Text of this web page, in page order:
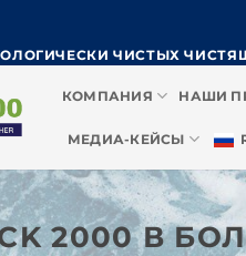
ЧИСТЫХ
КОМПАНИЯ НАШИ
МЕДИА-КЕЙСЫ
2000 В